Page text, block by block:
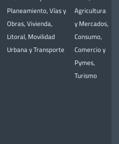
Planeamiento, Vías y
Obras, Vivienda,
Litoral, Movilidad
Urbana y Transporte
Agricultura
y Mercados,
Consumo,
Comercio y
Pymes,
Turismo